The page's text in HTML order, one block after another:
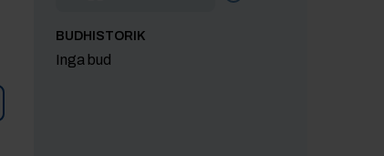
BUDHISTORIK
Inga bud